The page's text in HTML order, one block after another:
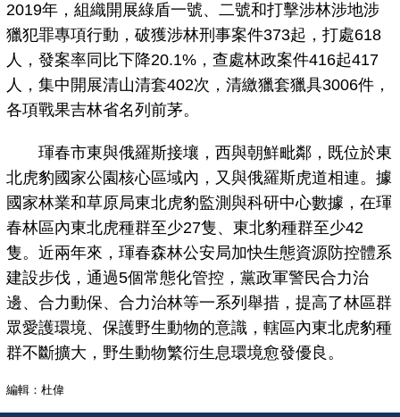
2019年，組織開展綠盾一號、二號和打擊涉林涉地涉
獵犯罪專項行動，破獲涉林刑事案件373起，打處618
人，發案率同比下降20.1%，查處林政案件416起417
人，集中開展清山清套402次，清繳獵套獵具3006件，
各項戰果吉林省名列前茅。
琿春市東與俄羅斯接壤，西與朝鮮毗鄰，既位於東
北虎豹國家公園核心區域內，又與俄羅斯虎道相連。據
國家林業和草原局東北虎豹監測與科研中心數據，在琿
春林區內東北虎種群至少27隻、東北豹種群至少42
隻。近兩年來，琿春森林公安局加快生態資源防控體系
建設步伐，通過5個常態化管控，黨政軍警民合力治
邊、合力動保、合力治林等一系列舉措，提高了林區群
眾愛護環境、保護野生動物的意識，轄區內東北虎豹種
群不斷擴大，野生動物繁衍生息環境愈發優良。
編輯：杜偉